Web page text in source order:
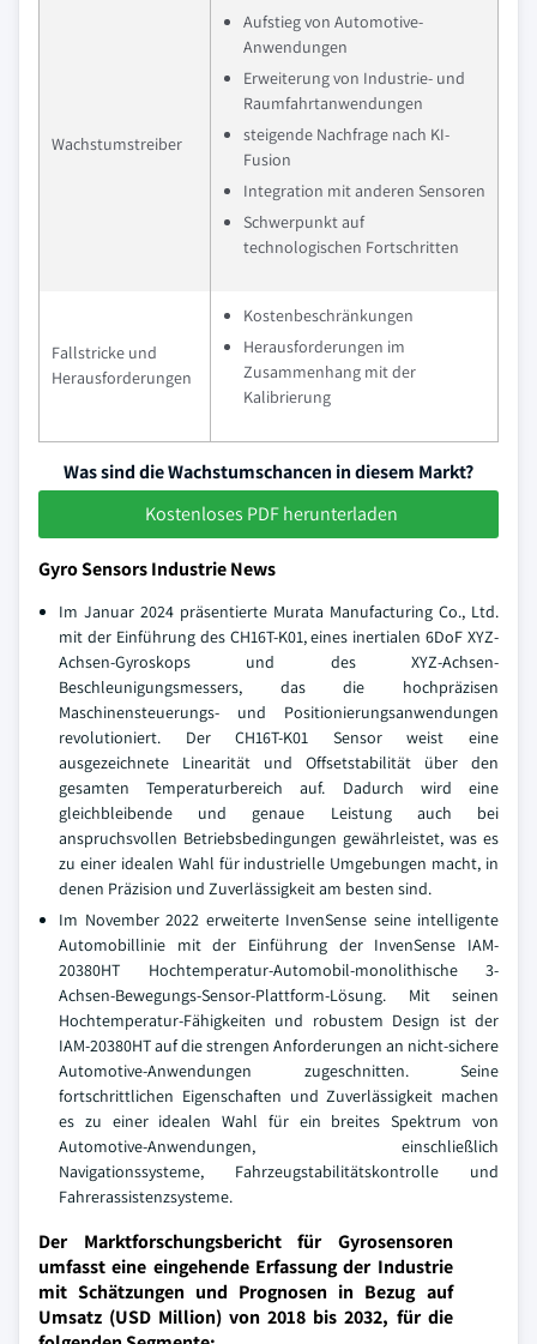
Wachstumstreiber
Aufstieg von Automotive-
Anwendungen
Erweiterung von Industrie- und
Raumfahrtanwendungen
steigende Nachfrage nach KI-
Fusion
Integration mit anderen Sensoren
Schwerpunkt auf
technologischen Fortschritten
Fallstricke und
Herausforderungen
Kostenbeschränkungen
Herausforderungen im
Zusammenhang mit der
Kalibrierung
Was sind die Wachstumschancen in diesem Markt?
Kostenloses PDF herunterladen
Gyro Sensors Industrie News
Im Januar 2024 präsentierte Murata Manufacturing Co., Ltd.
mit der Einführung des CH16T-K01, eines inertialen 6DoF XYZ-
Achsen-Gyroskops und des XYZ-Achsen-
Beschleunigungsmessers, das die hochpräzisen
Maschinensteuerungs- und Positionierungsanwendungen
revolutioniert. Der CH16T-K01 Sensor weist eine
ausgezeichnete Linearität und Offsetstabilität über den
gesamten Temperaturbereich auf. Dadurch wird eine
gleichbleibende und genaue Leistung auch bei
anspruchsvollen Betriebsbedingungen gewährleistet, was es
zu einer idealen Wahl für industrielle Umgebungen macht, in
denen Präzision und Zuverlässigkeit am besten sind.
Im November 2022 erweiterte InvenSense seine intelligente
Automobillinie mit der Einführung der InvenSense IAM-
20380HT Hochtemperatur-Automobil-monolithische 3-
Achsen-Bewegungs-Sensor-Plattform-Lösung. Mit seinen
Hochtemperatur-Fähigkeiten und robustem Design ist der
IAM-20380HT auf die strengen Anforderungen an nicht-sichere
Automotive-Anwendungen zugeschnitten. Seine
fortschrittlichen Eigenschaften und Zuverlässigkeit machen
es zu einer idealen Wahl für ein breites Spektrum von
Automotive-Anwendungen, einschließlich
Navigationssysteme, Fahrzeugstabilitätskontrolle und
Fahrerassistenzsysteme.
Der Marktforschungsbericht für Gyrosensoren
umfasst eine eingehende Erfassung der Industrie
mit Schätzungen und Prognosen in Bezug auf
Umsatz (USD Million) von 2018 bis 2032, für die